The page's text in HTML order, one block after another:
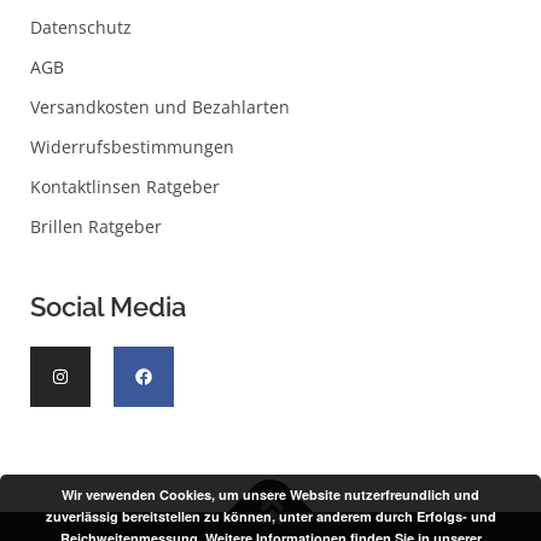
Datenschutz
AGB
Versandkosten und Bezahlarten
Widerrufsbestimmungen
Kontaktlinsen Ratgeber
Brillen Ratgeber
Social Media
Wir verwenden Cookies, um unsere Website nutzerfreundlich und
zuverlässig bereitstellen zu können, unter anderem durch Erfolgs- und